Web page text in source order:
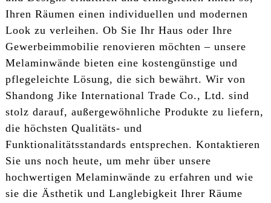
Ihren Räumen einen individuellen und modernen
Look zu verleihen. Ob Sie Ihr Haus oder Ihre
Gewerbeimmobilie renovieren möchten – unsere
Melaminwände bieten eine kostengünstige und
pflegeleichte Lösung, die sich bewährt. Wir von
Shandong Jike International Trade Co., Ltd. sind
stolz darauf, außergewöhnliche Produkte zu liefern,
die höchsten Qualitäts- und
Funktionalitätsstandards entsprechen. Kontaktieren
Sie uns noch heute, um mehr über unsere
hochwertigen Melaminwände zu erfahren und wie
sie die Ästhetik und Langlebigkeit Ihrer Räume